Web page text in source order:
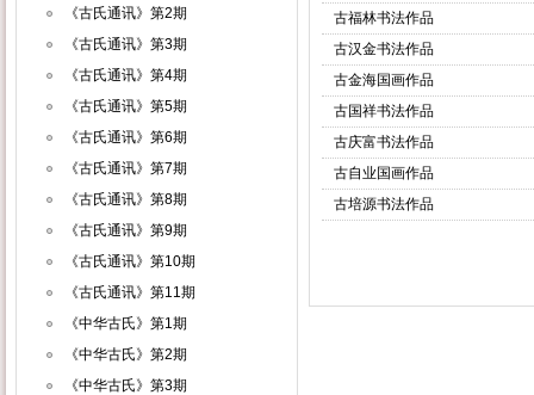
《古氏通讯》第2期
《古氏通讯》第3期
《古氏通讯》第4期
《古氏通讯》第5期
《古氏通讯》第6期
《古氏通讯》第7期
《古氏通讯》第8期
《古氏通讯》第9期
《古氏通讯》第10期
《古氏通讯》第11期
《中华古氏》第1期
《中华古氏》第2期
《中华古氏》第3期
古福林书法作品
古汉金书法作品
古金海国画作品
古国祥书法作品
古庆富书法作品
古自业国画作品
古培源书法作品